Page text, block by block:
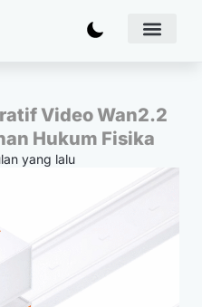
Video Wan2.2
Hukum Fisika
yang lalu